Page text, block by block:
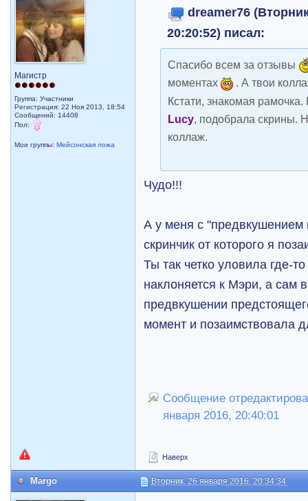
Магистр
Группа: Участники
Регистрация: 22 Ноя 2013, 18:54
Сообщений: 14408
Пол:
Мои группы:Мейсонская ложа
dreamer76
20:20:52) писал:
Спасибо всем за отзывы
моментах
. А твои
Кстати, знакомая
Lucy, подобрала скрины.
коллаж.
Чудо!!!
А у меня с "предвкушением
скринчик от которого я
Ты так четко уловила где-
наклоняется к Мэри, а сам
предвкушении
момент и позаимствовала
Сообщение
января 2016, 20:40:01
Наверх
Margo Вторник, 26 января 2016, 20:34:34